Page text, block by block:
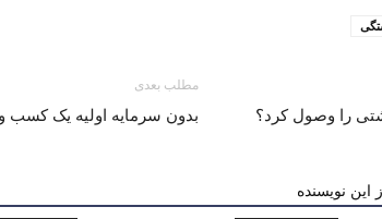
را وصول کرد؟
مطلب بعدی
بدون سرمایه اولیه یک کسب و
این نویسنده